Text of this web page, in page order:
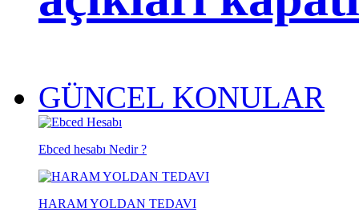
GÜNCEL KONULAR
Ebced hesabı Nedir ?
HARAM YOLDAN TEDAVI